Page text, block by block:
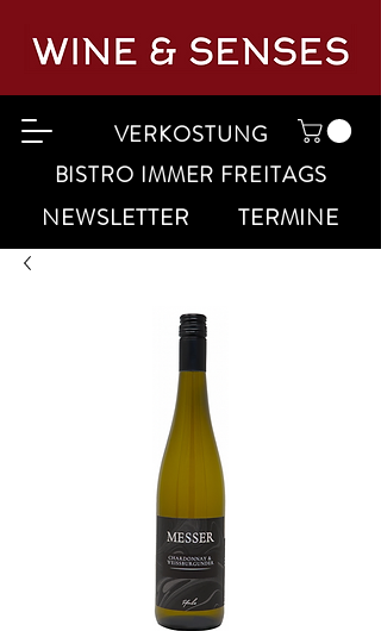
VERKOSTUNG
BISTRO IMMER FREITAGS
NEWSLETTER TERMINE